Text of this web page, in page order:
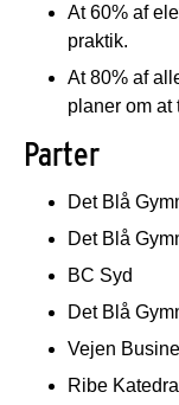
At 60% af
praktik.
At 80% af
planer om at
Parter
Det Blå
Det Blå
BC Syd
Det Blå
Vejen
Ribe